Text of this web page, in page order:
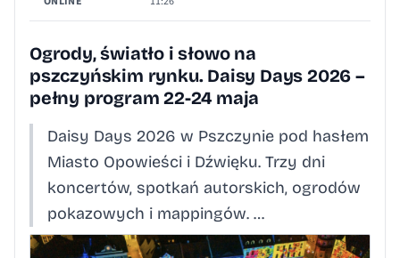
Ogrody, światło i słowo na
pszczyńskim rynku. Daisy Days 2026 –
pełny program 22-24 maja
Daisy Days 2026 w Pszczynie pod hasłem
Miasto Opowieści i Dźwięku. Trzy dni
koncertów, spotkań autorskich, ogrodów
pokazowych i mappingów. …